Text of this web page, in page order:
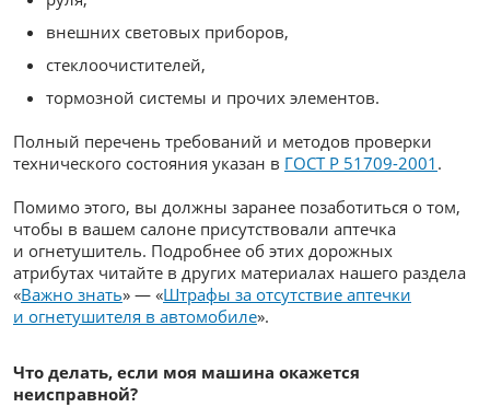
внешних световых приборов,
стеклоочистителей,
тормозной системы и прочих элементов.
Полный перечень требований и методов проверки
технического состояния указан в ГОСТ Р 51709-2001 .
Помимо этого, вы должны заранее позаботиться о том,
чтобы в вашем салоне присутствовали аптечка
и огнетушитель. Подробнее об этих дорожных
атрибутах читайте в других материалах нашего раздела
«Важно знать» — «Штрафы за отсутствие аптечки
и огнетушителя в автомобиле».
Что делать, если моя машина окажется
неисправной?